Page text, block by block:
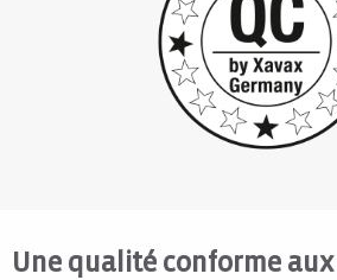
Une qualité conforme